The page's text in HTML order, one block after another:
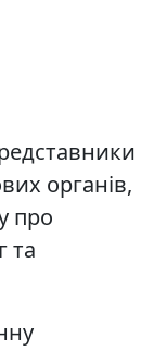
органів,
про
та